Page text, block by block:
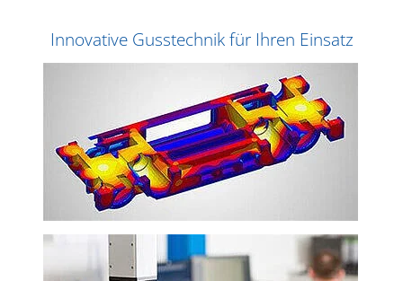
Innovative Gusstechnik für Ihren Einsatz